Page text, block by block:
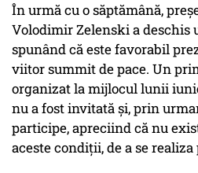
În urmă cu o săptămână,
Volodimir Zelenski a deschis
spunând că este favorabil
viitor summit de pace. Un
organizat la mijlocul lunii
nu a fost invitată şi, prin
participe, apreciind că nu
aceste condiţii, de a se realiza